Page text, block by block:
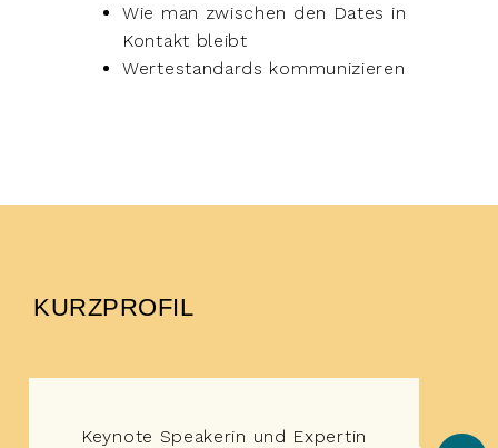
Wie man zwischen den Dates in
Kontakt bleibt
Wertestandards kommunizieren
KURZPROFIL
Keynote Speakerin und Expertin